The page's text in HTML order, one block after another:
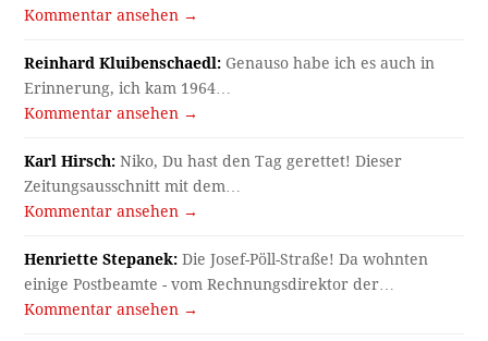
Kommentar ansehen →
Reinhard Kluibenschaedl: Genauso habe ich es auch in
Erinnerung, ich kam 1964…
Kommentar ansehen →
Karl Hirsch: Niko, Du hast den Tag gerettet! Dieser
Zeitungsausschnitt mit dem…
Kommentar ansehen →
Henriette Stepanek: Die Josef-Pöll-Straße! Da wohnten
einige Postbeamte - vom Rechnungsdirektor der…
Kommentar ansehen →